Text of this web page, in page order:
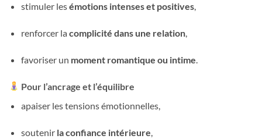
stimuler lesémotions intenses et positives,
renforcer la complicité dans une relation,
favoriser un moment romantique ou intime.
Pour l’ancrage et l’équilibre
apaiser les tensions émotionnelles,
soutenir la confiance intérieure